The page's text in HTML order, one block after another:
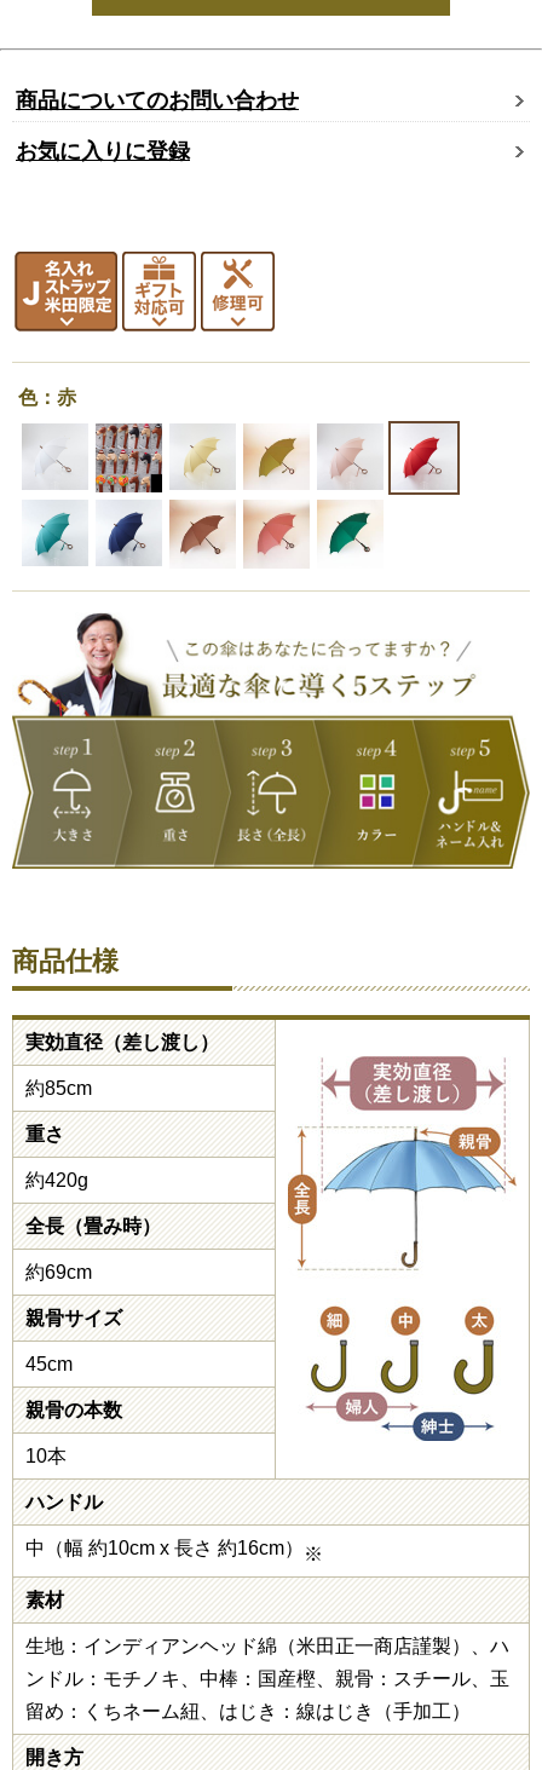
商品についてのお問い合わせ
お気に入りに登録
色：赤
商品仕様
実効直径（差し渡し）
約85cm
重さ
約420g
全長（畳み時）
約69cm
親骨サイズ
45cm
親骨の本数
10本
ハンドル
中（幅 約10cm x 長さ 約16cm） ※
素材
生地：インディアンヘッド綿（米田正一商店謹製）、ハ
ンドル：モチノキ、中棒：国産樫、親骨：スチール、玉
留め：くちネーム紐、はじき：線はじき（手加工）
開き方